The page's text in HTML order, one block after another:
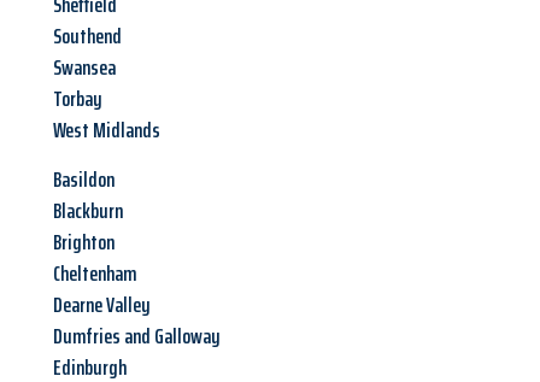
Southend
Swansea
Torbay
West Midlands
Basildon
Blackburn
Brighton
Cheltenham
Dearne Valley
Dumfries and Galloway
Edinburgh